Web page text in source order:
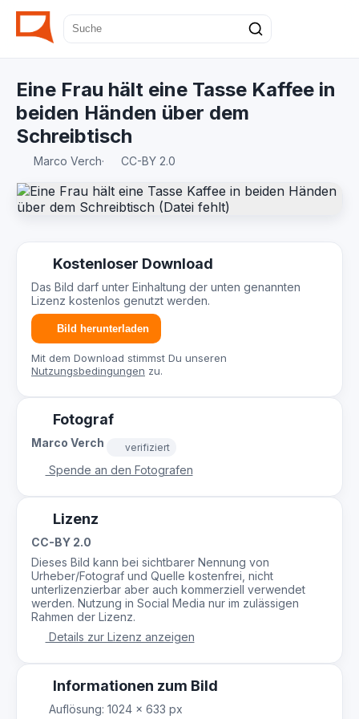
Eine Frau hält eine Tasse Kaffee in
beiden Händen über dem
Schreibtisch
Marco Verch· CC-BY 2.0
Kostenloser Download
Das Bild darf unter Einhaltung der unten genannten
Lizenz kostenlos genutzt werden.
Bild herunterladen
Mit dem Download stimmst Du unseren
Nutzungsbedingungen zu.
Fotograf
Marco Verch verifiziert
Spende an den Fotografen
Lizenz
CC-BY 2.0
Dieses Bild kann bei sichtbarer Nennung von
Urheber/Fotograf und Quelle kostenfrei, nicht
unterlizenzierbar aber auch kommerziell verwendet
werden. Nutzung in Social Media nur im zulässigen
Rahmen der Lizenz.
Details zur Lizenz anzeigen
Informationen zum Bild
Auflösung: 1024 × 633 px